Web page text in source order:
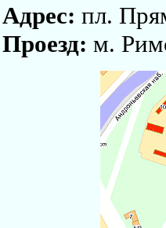
Адрес: пл.
Проезд: м.